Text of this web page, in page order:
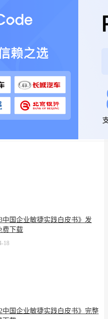
中国企业敏捷实践白皮书》发
费下载
18
中国企业敏捷实践白皮书》完整